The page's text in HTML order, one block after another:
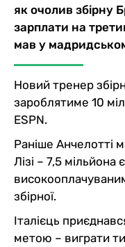
як очолив збірну
зарплати на
мав у
Новий тренер
зароблятиме 10
ESPN.
Раніше Анчелотті
Лізі – 7,5 мільйона
збірної.
Італієць
метою – виграти